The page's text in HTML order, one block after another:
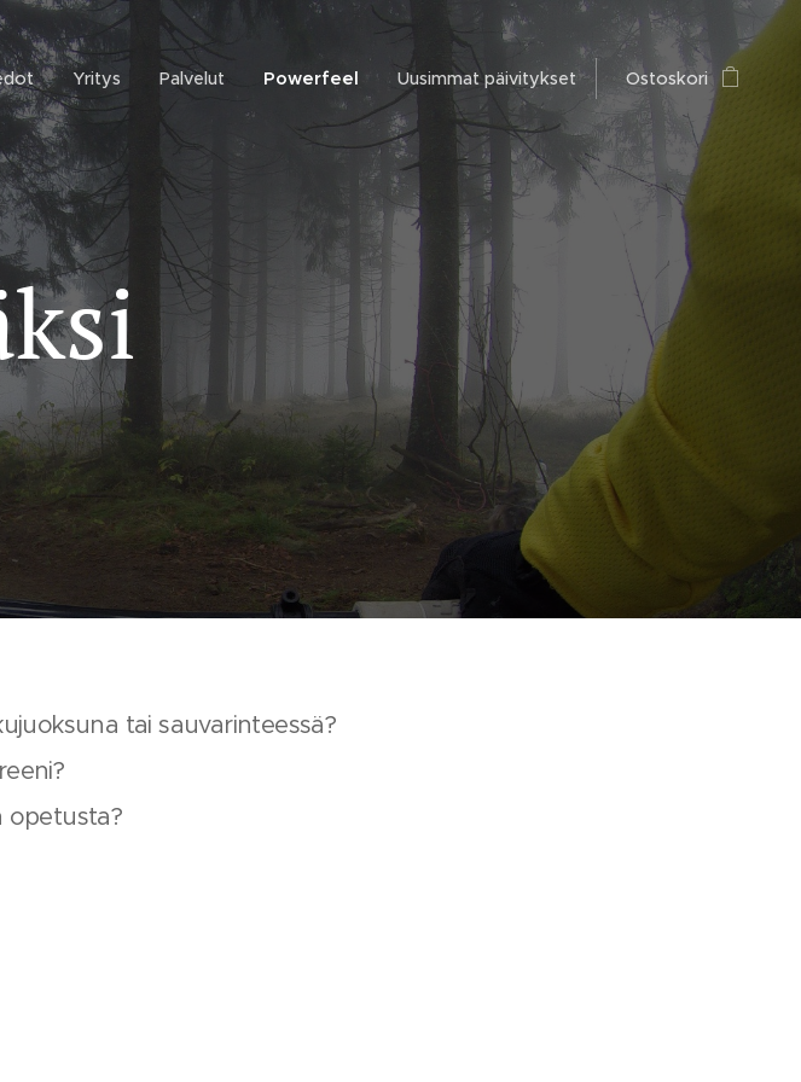
Yritys Palvelut Powerfeel Uusimmat päivitykset Ostoskori
tai sauvarinteessä?
opetusta?